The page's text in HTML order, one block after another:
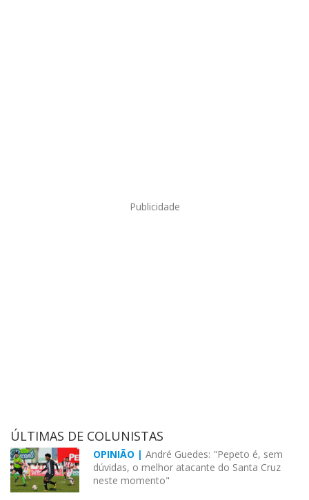
Publicidade
ÚLTIMAS DE COLUNISTAS
OPINIÃO | André Guedes: "Pepeto é, sem
dúvidas, o melhor atacante do Santa Cruz
neste momento"